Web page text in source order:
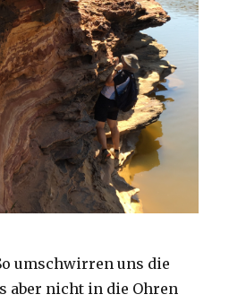
umschwirren uns die
aber nicht in die Ohren